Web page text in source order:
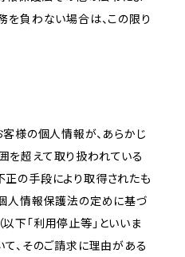
を負わない場合は、この限り
客様の個人情報が、あらかじ
を超えて取り扱われている
正の手段により取得されたも
人情報保護法の定めに基づ
下「利用停止等」といいま
て、そのご請求に理由がある